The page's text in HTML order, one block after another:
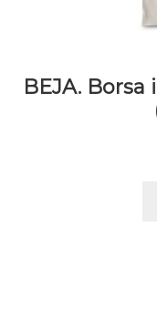
BEJA. Borsa